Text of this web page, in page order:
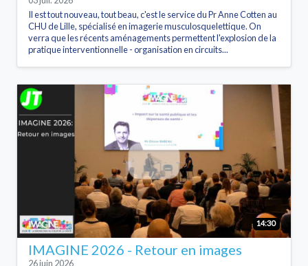
Il est tout nouveau, tout beau, c'est le service du Pr Anne Cotten au
CHU de Lille, spécialisé en imagerie musculosquelettique. On
verra que les récents aménagements permettent l'explosion de la
pratique interventionnelle - organisation en circuits...
14:30
IMAGINE 2026 - Retour en images
26 juin 2026